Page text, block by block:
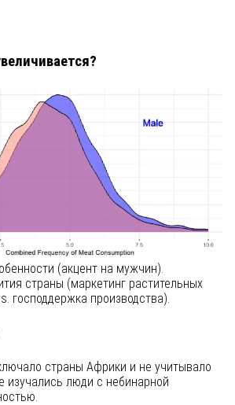
дают больше свободы для проявления
странах чаще выбирают мясо из-за
с маскулинностью.
мяса важно для экологии.
что стратегии должны учитывать:
(акцент на мужчин).
страны (маркетинг растительных
господдержка производства).
страны Африки и не учитывало
изучались люди с небинарной